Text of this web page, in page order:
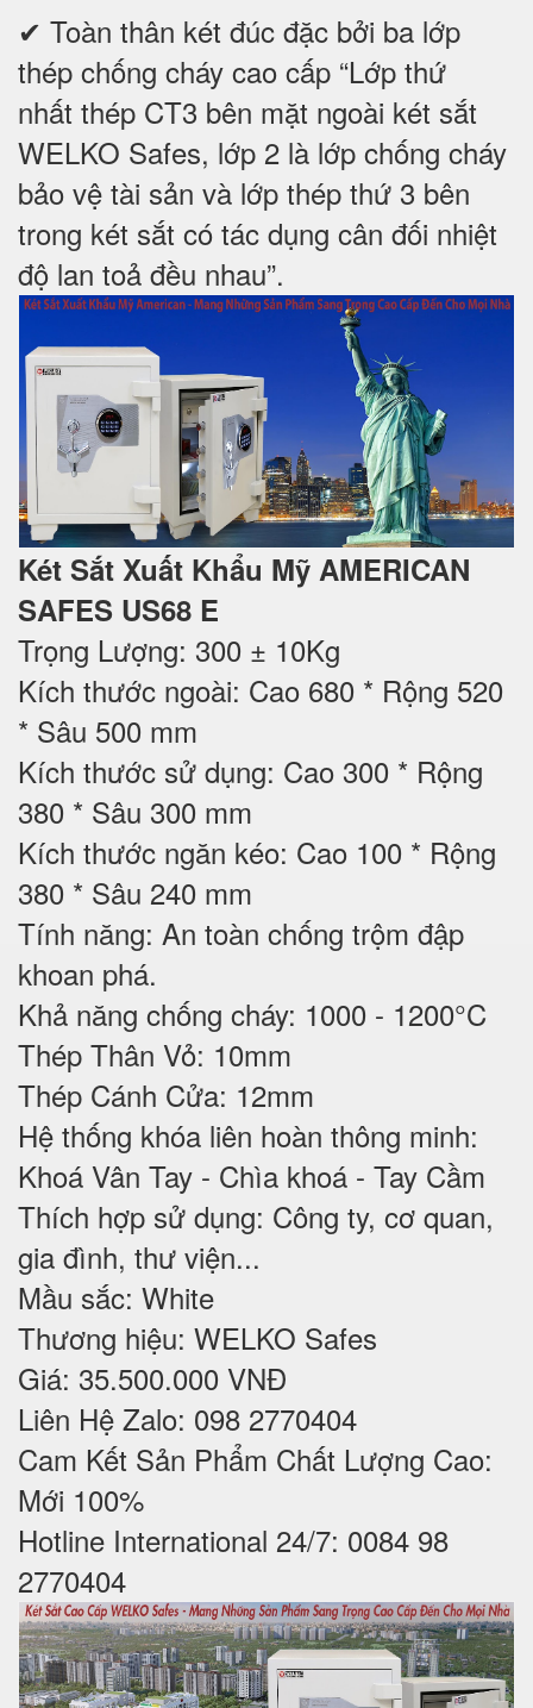
✔ Toàn thân két đúc đặc bởi ba lớp
thép chống cháy cao cấp “Lớp thứ
nhất thép CT3 bên mặt ngoài két sắt
WELKO Safes, lớp 2 là lớp chống cháy
bảo vệ tài sản và lớp thép thứ 3 bên
trong két sắt có tác dụng cân đối nhiệt
độ lan toả đều nhau”.
Két Sắt Xuất Khẩu Mỹ AMERICAN
SAFES US68 E
Trọng Lượng: 300 ± 10Kg
Kích thước ngoài: Cao 680 * Rộng 520
* Sâu 500 mm
Kích thước sử dụng: Cao 300 * Rộng
380 * Sâu 300 mm
Kích thước ngăn kéo: Cao 100 * Rộng
380 * Sâu 240 mm
Tính năng: An toàn chống trộm đập
khoan phá.
Khả năng chống cháy: 1000 - 1200°C
Thép Thân Vỏ: 10mm
Thép Cánh Cửa: 12mm
Hệ thống khóa liên hoàn thông minh:
Khoá Vân Tay - Chìa khoá - Tay Cầm
Thích hợp sử dụng: Công ty, cơ quan,
gia đình, thư viện...
Mầu sắc: White
Thương hiệu: WELKO Safes
Giá: 35.500.000 VNĐ
Liên Hệ Zalo: 098 2770404
Cam Kết Sản Phẩm Chất Lượng Cao:
Mới 100%
Hotline International 24/7: 0084 98
2770404